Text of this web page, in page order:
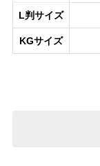
L判サイズ
KGサイズ